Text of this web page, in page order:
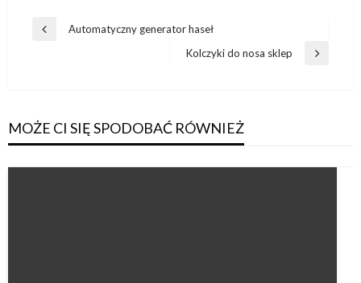
Nawigacja
Poprzedni
Automatyczny generator haseł
Następny
Kolczyki do nosa sklep
MOŻE CI SIĘ SPODOBAĆ RÓWNIEŻ